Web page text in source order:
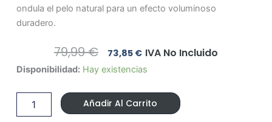
ondula el pelo natural para un efecto voluminoso
duradero.
79,99€ El
Precio
Original
Era:
79,99 €.
73,85 €El
Precio
Actual
Es:
73,85 €.
IVA No Incluido
Disponibilidad: Hay existencias
Kit
de
pestañas
Thuya.
Añadir Al Carrito